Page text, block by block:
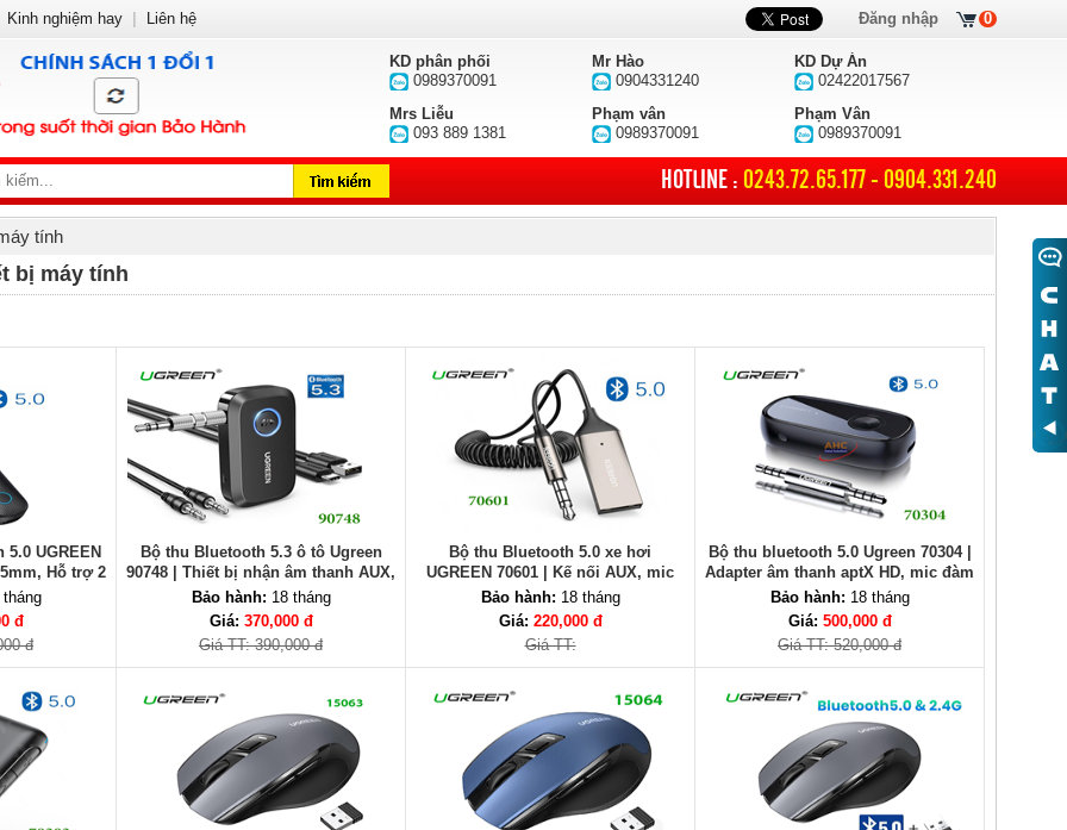
KD phân phối
0989370091
Mr Hào
0904331240
KD Dự Án
02422017567
Mrs Liễu
093 889 1381
Phạm vân
0989370091
Phạm Vân
0989370091
HOTLINE : 0243.72.65.177 - 0904.331.240
tính
bị máy tính
UGREEN
Hỗ trợ 2
tháng
đ
đ
Bộ thu Bluetooth 5.3 ô tô Ugreen
90748 | Thiết bị nhận âm thanh AUX,
gọi rảnh tay cho xe hơi
Bảo hành: 18 tháng
Giá: 370,000 đ
Giá TT: 390,000 đ
Bộ thu Bluetooth 5.0 xe hơi
UGREEN 70601 | Kế nối AUX, mic
đàm thoại, âm thanh hay
Bảo hành: 18 tháng
Giá: 220,000 đ
Giá TT:
Bộ thu bluetooth 5.0 Ugreen 70304 |
Adapter âm thanh aptX HD, mic đàm
thoại, dùng cho loa, xe hơi
Bảo hành: 18 tháng
Giá: 500,000 đ
Giá TT: 520,000 đ
0
Đăng nhập
Kinh nghiệm hay Liên hệ